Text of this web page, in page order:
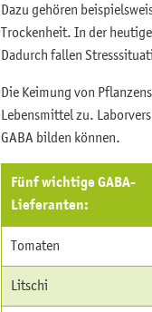
Dazu gehören
Trockenheit. In der
Dadurch fallen
Die Keimung von
Lebensmittel zu.
GABA bilden können.
Fünf wichtige GABA-
Lieferanten:
Tomaten
Litschi